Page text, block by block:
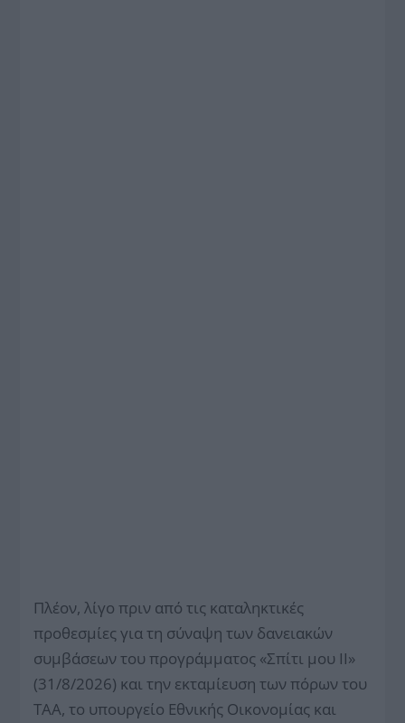
Πλέον, λίγο πριν από τις καταληκτικές
προθεσμίες για τη σύναψη των δανειακών
συμβάσεων του προγράμματος «Σπίτι μου ΙΙ»
(31/8/2026) και την εκταμίευση των πόρων του
ΤΑΑ, το υπουργείο Εθνικής Οικονομίας και